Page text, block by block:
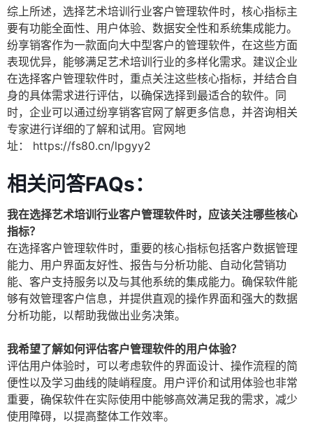
综上所述，选择艺术培训行业客户管理软件时，核心指标主
要有功能全面性、用户体验、数据安全性和系统集成能力。
纷享销客作为一款面向大中型客户的管理软件，在这些方面
表现优异，能够满足艺术培训行业的多样化需求。建议企业
在选择客户管理软件时，重点关注这些核心指标，并结合自
身的具体需求进行评估，以确保选择到最适合的软件。同
时，企业可以通过纷享销客官网了解更多信息，并咨询相关
专家进行详细的了解和试用。官网地
址：
https://fs80.cn/lpgyy2
相关问答FAQs：
我在选择艺术培训行业客户管理软件时，应该关注哪些核心
指标？
在选择客户管理软件时，重要的核心指标包括客户数据管理
能力、用户界面友好性、报告与分析功能、自动化营销功
能、客户支持服务以及与其他系统的集成能力。确保软件能
够有效管理客户信息，并提供直观的操作界面和强大的数据
分析功能，以帮助我做出业务决策。
我希望了解如何评估客户管理软件的用户体验？
评估用户体验时，可以考虑软件的界面设计、操作流程的简
便性以及学习曲线的陡峭程度。用户评价和试用体验也非常
重要，确保软件在实际使用中能够高效满足我的需求，减少
使用障碍，以提高整体工作效率。